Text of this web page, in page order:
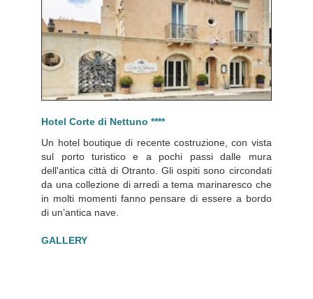
Hotel Corte di Nettuno ****
Un hotel boutique di recente costruzione, con vista
sul porto turistico e a pochi passi dalle mura
dell'antica città di Otranto. Gli ospiti sono circondati
da una collezione di arredi a tema marinaresco che
in molti momenti fanno pensare di essere a bordo
di un’antica nave.
GALLERY